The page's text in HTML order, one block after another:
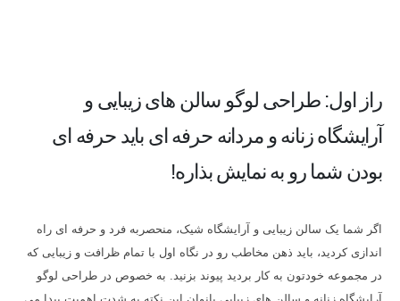
راز اول: طراحی لوگو سالن های زیبایی و
آرایشگاه زنانه و مردانه حرفه ای باید حرفه ای
بودن شما رو به نمایش بذاره!
اگر شما یک سالن زیبایی و آرایشگاه شیک، منحصربه فرد و حرفه ای راه
اندازی کردید، باید ذهن مخاطب رو در نگاه اول با تمام ظرافت و زیبایی که
در مجموعه خودتون به کار بردید پیوند بزنید. به خصوص در طراحی لوگو